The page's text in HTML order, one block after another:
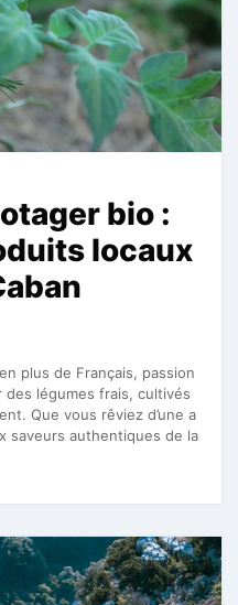
bio :
locaux
plus de Français, passion
des légumes frais, cultivés
Que vous rêviez d’une a
saveurs authentiques de la